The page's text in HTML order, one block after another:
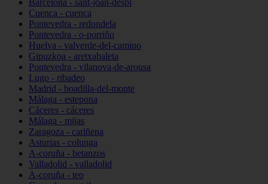
Barcelona - sant-joan-despí
Cuenca - cuenca
Pontevedra - redondela
Pontevedra - o-porriño
Huelva - valverde-del-camino
Gipuzkoa - aretxabaleta
Pontevedra - vilanova-de-arousa
Lugo - ribadeo
Madrid - boadilla-del-monte
Málaga - estepona
Cáceres - cáceres
Málaga - mijas
Zaragoza - cariñena
Asturias - colunga
A-coruña - betanzos
Valladolid - valladolid
A-coruña - teo